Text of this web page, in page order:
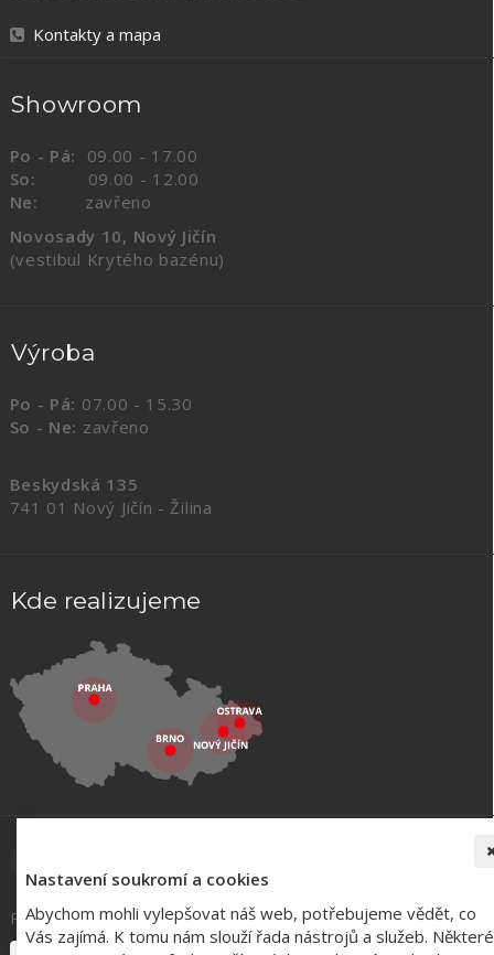
Nastavení soukromí a cookies
Abychom mohli vylepšovat náš web, potřebujeme vědět, co
Vás zajímá. K tomu nám slouží řada nástrojů a služeb. Některé
Kontakty a mapa
Showroom
Po - Pá:
09.00 - 17.00
So: 09.00 - 12.00
Ne: zavřeno
Novosady 10, Nový Jičín
(vestibul Krytého bazénu)
Výroba
Po - Pá: 07.00 - 15.30
So - Ne: zavřeno
Beskydská 135
741 01 Nový Jičín - Žilina
Kde realizujeme
Registrace k odběru novinek: